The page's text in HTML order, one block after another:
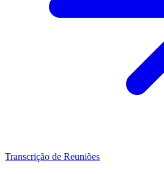
Transcrição de Reuniões